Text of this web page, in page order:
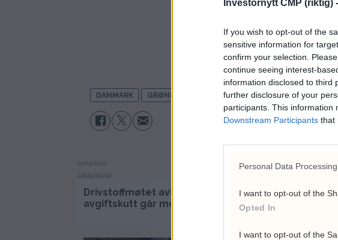
Investornytt CMP (riktig) -
If you wish to opt-out of the
sensitive information for
confirm your selection.
continue seeing interest-
information disclosed to third
further disclosure of your
participants. This information
Downstream Participants that
Personal Data
I want to opt-out of the
Opted In
I want to opt-out of the
Eksklusive
Forstå de
Få innsikt i
DANMARK GRØNLAND INNENRIKS JONAS GAHR STØRE
ANNONSE
Drivstoffmøtet avlyst,
avgiftskutt går mot slutt
Canadas
tollsamtaler med
blitt stygge